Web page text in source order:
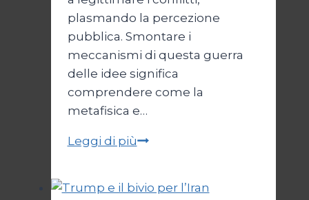
plasmando la percezione
pubblica. Smontare i
meccanismi di questa guerra
delle idee significa
comprendere come la
metafisica e…
Leggi di piùAutopsia
Conflitto: